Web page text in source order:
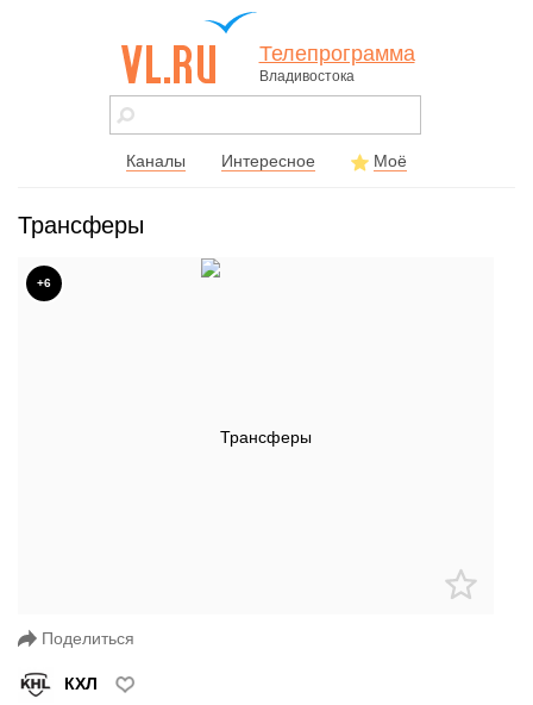
vl.ru - сайт
города
Телепрограмма
Владивостока
Каналы Интересное Моё
Трансферы
+6
Поделиться
КХЛ